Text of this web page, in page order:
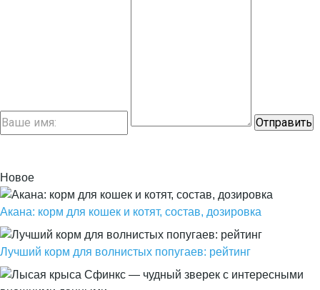
Новое
Акана: корм для кошек и котят, состав, дозировка
Лучший корм для волнистых попугаев: рейтинг